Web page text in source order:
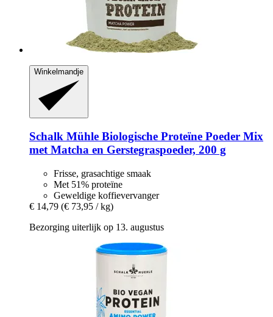
Winkelmandje
Schalk Mühle Biologische Proteïne Poeder Mix
met Matcha en Gerstegraspoeder, 200 g
Frisse, grasachtige smaak
Met 51% proteïne
Geweldige koffievervanger
€ 14,79 (€ 73,95 / kg)
Bezorging uiterlijk op 13. augustus